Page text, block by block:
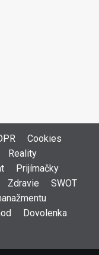
Cookies
Reality
Prijímačky
Zdravie
SWOT
Dovolenka